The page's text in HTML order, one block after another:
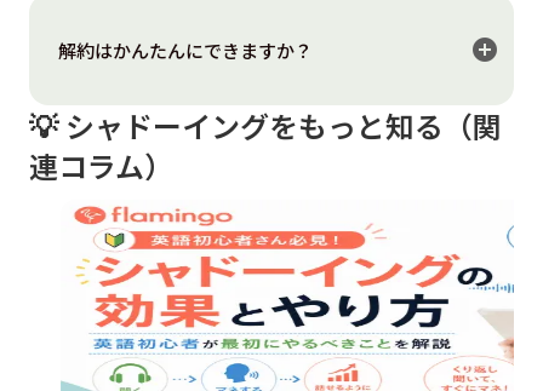
端末は、スマートフォン、パソコン、タブレットのい
解約はかんたんにできますか？ add_circle
ら「終了希望」とご連絡いただけましたら、すぐに対
応させていただきます。
・月額プランをご利用の場合
翌月の自動更新を停止されたいとき、前月25日までに
ご連絡いただけますと幸いです。
例）2026年7月25日までに、2026年8月の契約更新を
希望しない旨をご連絡ください。
💡 シャドーイングをもっと知る（関
連コラム）